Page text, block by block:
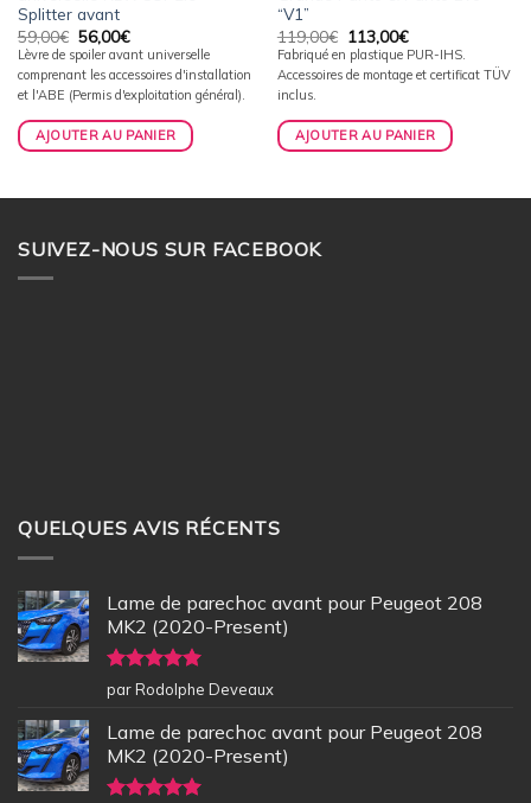
Splitter avant
59,00€ Le
prix
initial
était :
59,00€.
56,00€Le
prix
actuel
est :
56,00€.
Lèvre de spoiler avant universelle
comprenant les accessoires d'installation
et l'ABE (Permis d'exploitation général).
AJOUTER AU PANIER
“V1”
119,00€ Le
prix
initial
était :
113,00€Le
prix
actuel
est :
Fabriqué en plastique PUR-IHS.
Accessoires de montage et certificat TÜV
inclus.
AJOUTER AU PANIER
SUIVEZ-NOUS SUR FACEBOOK
QUELQUES AVIS RÉCENTS
Lame de parechoc avant pour Peugeot 208
MK2 (2020-Present)
Note5sur
5
par Rodolphe Deveaux
Lame de parechoc avant pour Peugeot 208
MK2 (2020-Present)